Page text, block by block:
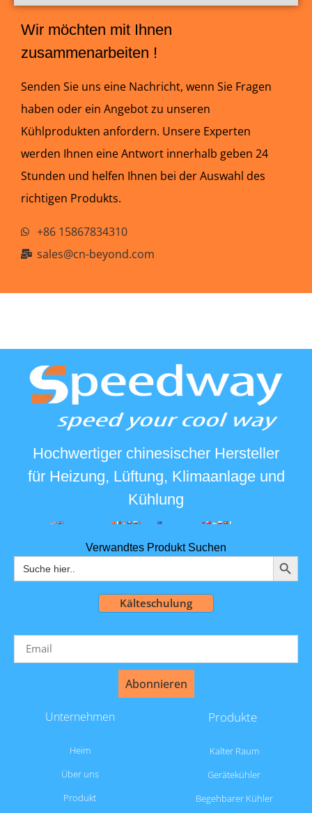
Wir möchten mit Ihnen
zusammenarbeiten !
Senden Sie uns eine Nachricht, wenn Sie Fragen
haben oder ein Angebot zu unseren
Kühlprodukten anfordern. Unsere Experten
werden Ihnen eine Antwort innerhalb geben 24
Stunden und helfen Ihnen bei der Auswahl des
richtigen Produkts.
+86 15867834310
sales@cn-beyond.com
Hochwertiger chinesischer Hersteller
für Heizung, Lüftung, Klimaanlage und
Kühlung
Verwandtes Produkt Suchen
Suchen
nach:
Kälteschulung
Abonnieren
Unternehmen
Heim
Über uns
Produkt
Produkte
Kalter Raum
Gerätekühler
Begehbarer Kühler